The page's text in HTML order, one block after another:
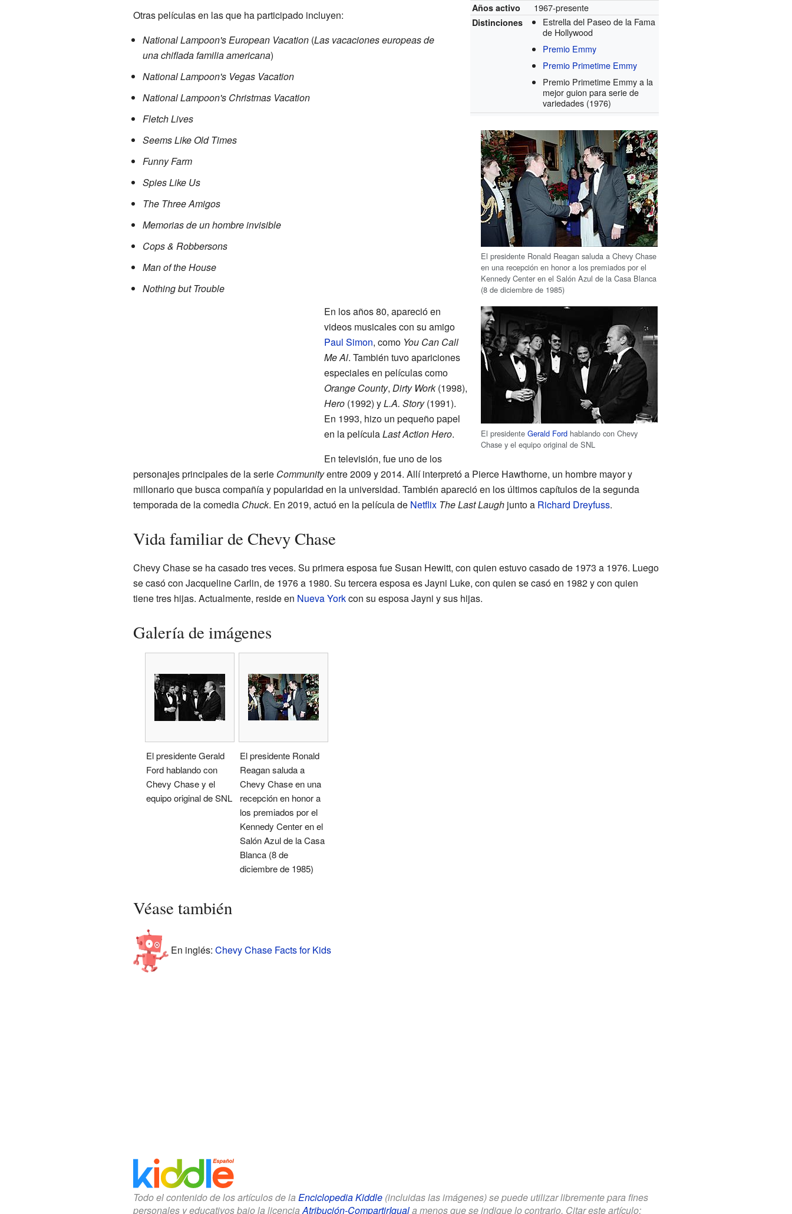
Años activo 1967-presente
Distinciones
Estrella del Paseo de la Fama
de Hollywood
Premio Emmy
Premio Primetime Emmy
Premio Primetime Emmy a la
mejor guion para serie de
variedades (1976)
El presidente Ronald Reagan saluda a Chevy Chase
en una recepción en honor a los premiados por el
Kennedy Center en el Salón Azul de la Casa Blanca
(8 de diciembre de 1985)
El presidenteGerald Ford hablando con Chevy
Chase y el equipo original de SNL
Otras películas en las que ha participado incluyen:
National Lampoon's European Vacation(Las vacaciones europeas de
una chiflada familia americana)
National Lampoon's Vegas Vacation
National Lampoon's Christmas Vacation
Fletch Lives
Seems Like Old Times
Funny Farm
Spies Like Us
The Three Amigos
Memorias de un hombre invisible
Cops & Robbersons
Man of the House
Nothing but Trouble
En los años 80, apareció en
videos musicales con su amigo
Paul Simon, como You Can Call
Me Al. También tuvo apariciones
especiales en películas como
Orange County, Dirty Work(1998),
Hero(1992) yL.A. Story(1991).
En 1993, hizo un pequeño papel
en la películaLast Action Hero.
En televisión, fue uno de los
personajes principales de la serie Communityentre 2009 y 2014. Allí interpretó a Pierce Hawthorne, un hombre mayor y
millonario que busca compañía y popularidad en la universidad. También apareció en los últimos capítulos de la segunda
temporada de la comedia Chuck. En 2019, actuó en la película de Netflix The Last Laughjunto a Richard Dreyfuss.
Vida familiar de Chevy Chase
Chevy Chase se ha casado tres veces. Su primera esposa fue Susan Hewitt, con quien estuvo casado de 1973 a 1976. Luego
se casó con Jacqueline Carlin, de 1976 a 1980. Su tercera esposa es Jayni Luke, con quien se casó en 1982 y con quien
tiene tres hijas. Actualmente, reside en Nueva Yorkcon su esposa Jayni y sus hijas.
Galería de imágenes
El presidente Gerald
Ford hablando con
Chevy Chase y el
equipo original de SNL
El presidente Ronald
Reagan saluda a
Chevy Chase en una
recepción en honor a
los premiados por el
Kennedy Center en el
Salón Azul de la Casa
Blanca (8 de
diciembre de 1985)
Véase también
En inglés: Chevy Chase Facts for Kids
Todo el contenido de los artículos de la Enciclopedia Kiddle(incluidas las imágenes) se puede utilizar libremente para fines
personales y educativos bajo la licenciaAtribución-CompartirIguala menos que se indique lo contrario. Citar este artículo: